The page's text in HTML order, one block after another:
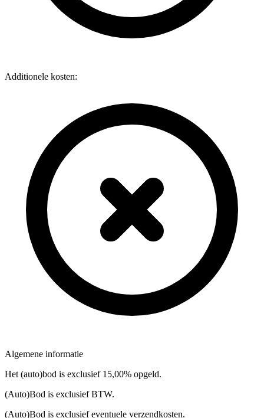
Additionele kosten:
Algemene informatie
Het (auto)bod is exclusief 15,00% opgeld.
(Auto)Bod is exclusief BTW.
(Auto)Bod is exclusief eventuele verzendkosten.